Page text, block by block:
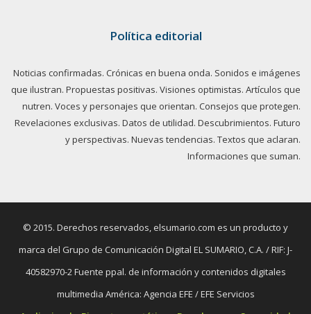
Política editorial
Noticias confirmadas. Crónicas en buena onda. Sonidos e imágenes
que ilustran. Propuestas positivas. Visiones optimistas. Artículos que
nutren. Voces y personajes que orientan. Consejos que protegen.
Revelaciones exclusivas. Datos de utilidad. Descubrimientos. Futuro
y perspectivas. Nuevas tendencias. Textos que aclaran.
Informaciones que suman.
© 2015. Derechos reservados, elsumario.com es un producto y
marca del Grupo de Comunicación Digital EL SUMARIO, C.A. / RIF: J-
40582970-2 Fuente ppal. de información y contenidos digitales
multimedia América: Agencia EFE / EFE Servicios